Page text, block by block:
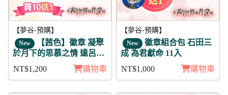
【夢谷-預購】
New 【茜色】徽章 凝聚
於月下的思慕之情 遠呂智
NT$1,200 購物車
【夢谷-預購】
New 徽章組合包 石田三
成 為君獻命 11入
NT$1,000
購物車